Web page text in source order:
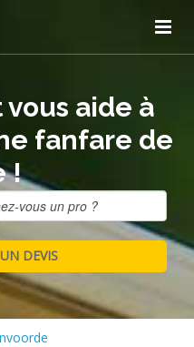
aide à
fanfare de
!